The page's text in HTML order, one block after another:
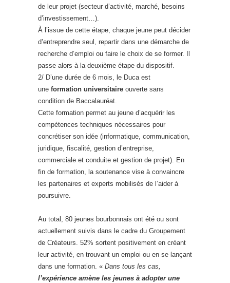
de leur projet (secteur d’activité, marché, besoins
d’investissement…).
À l’issue de cette étape, chaque jeune peut décider
d’entreprendre seul, repartir dans une démarche de
recherche d’emploi ou faire le choix de se former. Il
passe alors à la deuxième étape du dispositif.
2/ D’une durée de 6 mois, le Duca est
une formation universitaire ouverte sans
condition de Baccalauréat.
Cette formation permet au jeune d’acquérir les
compétences techniques nécessaires pour
concrétiser son idée (informatique, communication,
juridique, fiscalité, gestion d’entreprise,
commerciale et conduite et gestion de projet). En
fin de formation, la soutenance vise à convaincre
les partenaires et experts mobilisés de l’aider à
poursuivre.
Au total, 80 jeunes bourbonnais ont été ou sont
actuellement suivis dans le cadre du Groupement
de Créateurs. 52% sortent positivement en créant
leur activité, en trouvant un emploi ou en se lançant
dans une formation. « Dans tous les cas,
l’expérience amène les jeunes à adopter une